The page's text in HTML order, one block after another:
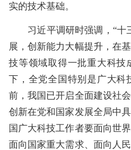
实的技术基础。
习近平调研时强调，“十
展，创新能力大幅提升，在
技等领域取得一批重大科技
下，全党全国特别是广大科
前，我国已开启全面建设社
创新在党和国家发展全局中
国广大科技工作者要面向世
面向国家重大需求、面向人